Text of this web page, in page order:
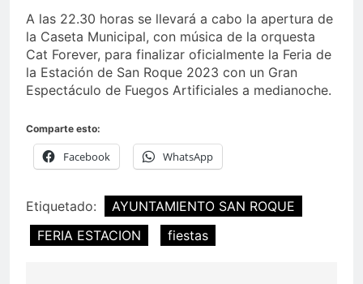
A las 22.30 horas se llevará a cabo la apertura de
la Caseta Municipal, con música de la orquesta
Cat Forever, para finalizar oficialmente la Feria de
la Estación de San Roque 2023 con un Gran
Espectáculo de Fuegos Artificiales a medianoche.
Comparte esto:
Facebook WhatsApp
Etiquetado:
AYUNTAMIENTO SAN ROQUE
FERIA ESTACION
fiestas